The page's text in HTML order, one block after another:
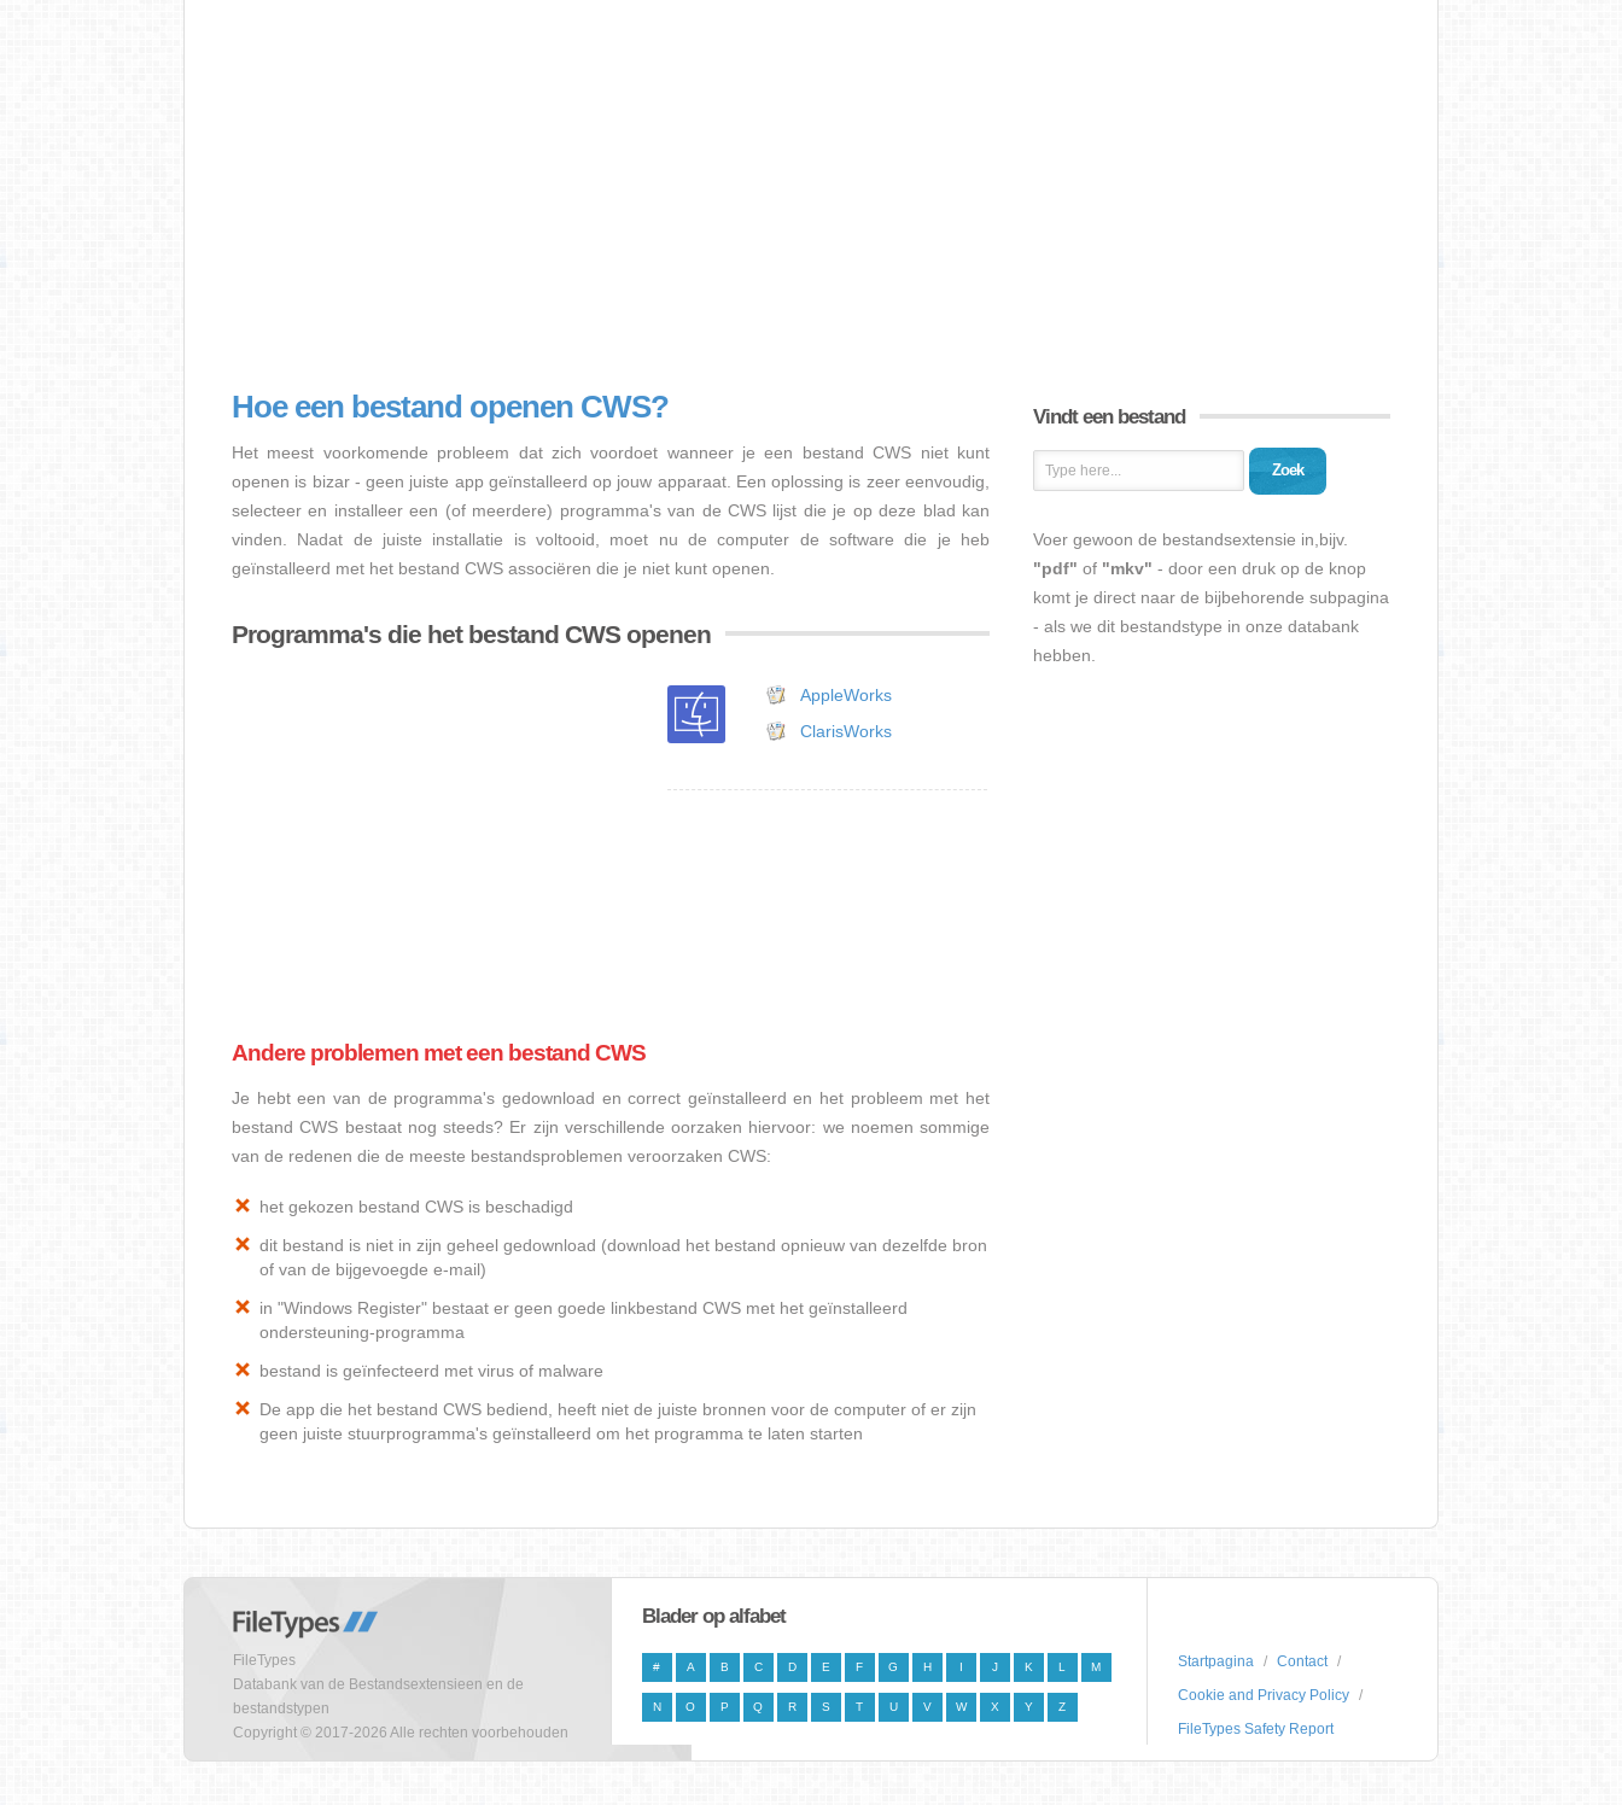
Hoe een bestand openen CWS?
Het meest voorkomende probleem dat zich voordoet wanneer je een bestand CWS niet kunt
openen is bizar - geen juiste app geïnstalleerd op jouw apparaat. Een oplossing is zeer eenvoudig,
selecteer en installeer een (of meerdere) programma's van de CWS lijst die je op deze blad kan
vinden. Nadat de juiste installatie is voltooid, moet nu de computer de software die je heb
geïnstalleerd met het bestand CWS associëren die je niet kunt openen.
Programma's die het bestand CWS openen
AppleWorks
ClarisWorks
Andere problemen met een bestand CWS
Je hebt een van de programma's gedownload en correct geïnstalleerd en het probleem met het
bestand CWS bestaat nog steeds? Er zijn verschillende oorzaken hiervoor: we noemen sommige
van de redenen die de meeste bestandsproblemen veroorzaken CWS:
het gekozen bestand CWS is beschadigd
dit bestand is niet in zijn geheel gedownload (download het bestand opnieuw van dezelfde bron
of van de bijgevoegde e-mail)
in "Windows Register" bestaat er geen goede linkbestand CWS met het geïnstalleerd
ondersteuning-programma
bestand is geïnfecteerd met virus of malware
De app die het bestand CWS bediend, heeft niet de juiste bronnen voor de computer of er zijn
geen juiste stuurprogramma's geïnstalleerd om het programma te laten starten
Vindt een bestand
Zoek
Voer gewoon de bestandsextensie in,bijv.
"pdf" of "mkv" - door een druk op de knop
komt je direct naar de bijbehorende subpagina
- als we dit bestandstype in onze databank
hebben.
FileTypes
Databank van de Bestandsextensieen en de
bestandstypen
Copyright © 2017-2026 Alle rechten voorbehouden
Blader op alfabet
# A B C D E F G H I J K L M
N O P Q R S T U V W X Y Z
Startpagina
Contact
Cookie and Privacy Policy
FileTypes Safety Report